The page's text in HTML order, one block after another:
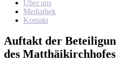
Über uns
Mediathek
Kontakt
Auftakt der
des Matthäikirchhofes